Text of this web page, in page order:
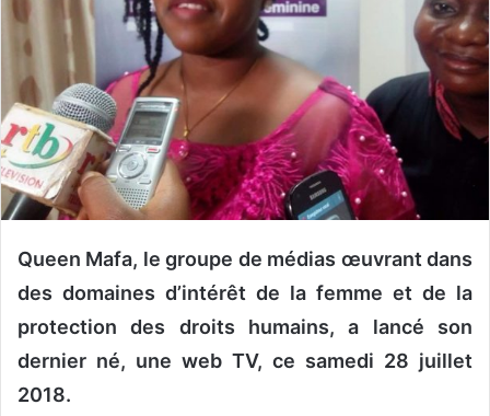
o
u
r
r
i
Queen Mafa, le groupe de médias œuvrant dans
des domaines d’intérêt de la femme et de la
protection des droits humains, a lancé son
dernier né, une web TV, ce samedi 28 juillet
2018.